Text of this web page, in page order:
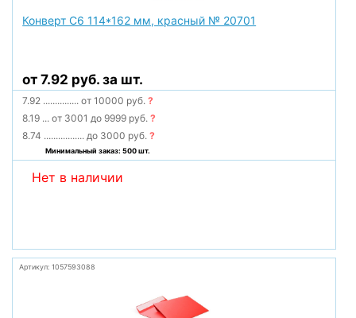
Конверт С6 114*162 мм, красный № 20701
от 7.92 руб. за шт.
7.92 ............... от 10000 руб.?
8.19 ... от 3001 до 9999 руб.?
8.74 ................. до 3000 руб.?
Минимальный заказ: 500 шт.
Нет в наличии
Артикул: 1057593088